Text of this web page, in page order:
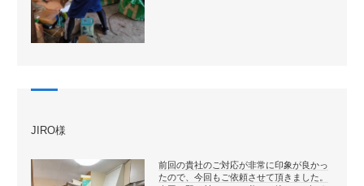
JIRO様
前回の貴社のご対応が非常に印象が良かっ
たので、今回もご依頼させて頂きました。